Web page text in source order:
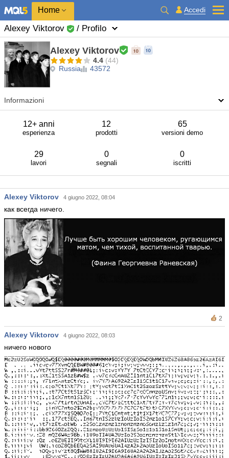
Home Accedi
Alexey Viktorov / Profilo
Alexey Viktorov
Russia 43572
4.4 (44)
Informazioni
12+ anni
esperienza
12
prodotti
65
versioni demo
29
lavori
0
segnali
0
iscritti
Alexey Viktorov 4 giugno 2022, 08:04
как всегда ничего.
2
Alexey Viktorov 4 giugno 2022, 08:03
ничего нового